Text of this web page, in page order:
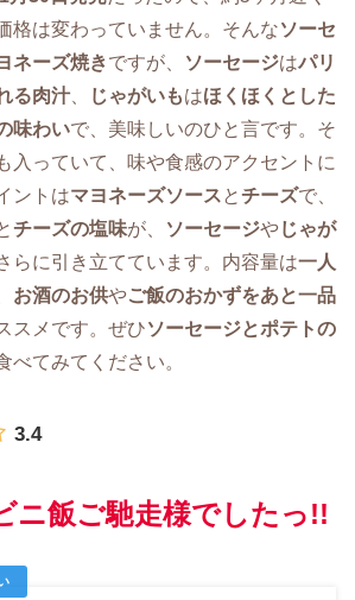
格は変わっていません。そんなソーセ
ネーズ焼きですが、 ソーセージはパリ
る肉汁、 じゃがいもはほくほくとした
味わいで、美味しいのひと言です。そ
入っていて、味や食感のアクセントに
ントはマヨネーズソースとチーズで、
チーズの塩味が、 ソーセージやじゃが
らに引き立てています。内容量は一人
お酒のお供やご飯のおかずをあと一品
スメです。ぜひソーセージとポテトの
べてみてください。
3.4
ニ飯ご馳走様でしたっ!!